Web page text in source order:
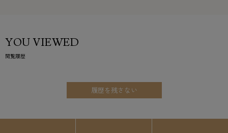
YOU VIEWED
閲覧履歴
履歴を残さない